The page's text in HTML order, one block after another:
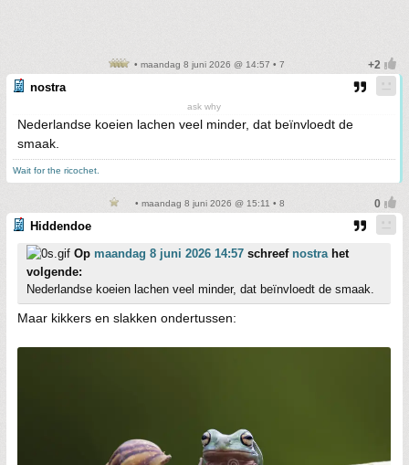
• maandag 8 juni 2026 @ 14:57 • 7
nostra
ask why
Nederlandse koeien lachen veel minder, dat beïnvloedt de
smaak.
Wait for the ricochet.
• maandag 8 juni 2026 @ 15:11 • 8
Hiddendoe
Op maandag 8 juni 2026 14:57 schreef nostrahet
volgende:
Nederlandse koeien lachen veel minder, dat beïnvloedt de smaak.
Maar kikkers en slakken ondertussen: